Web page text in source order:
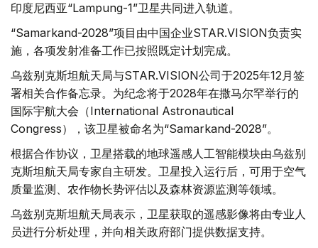
印度尼西亚“Lampung-1”卫星共同进入轨道。
“Samarkand-2028”项目由中国企业STAR.VISION负责实
施，各项发射准备工作已按照既定计划完成。
乌兹别克斯坦航天局与STAR.VISION公司于2025年12月签
署相关合作备忘录。为纪念将于2028年在撒马尔罕举行的
国际宇航大会（International Astronautical
Congress），该卫星被命名为“Samarkand-2028”。
根据合作协议，卫星搭载的地球遥感人工智能模块由乌兹别
克斯坦航天局专家自主研发。卫星投入运行后，可用于空气
质量监测、农作物长势评估以及森林资源监测等领域。
乌兹别克斯坦航天局表示，卫星获取的遥感影像将由专业人
员进行分析处理，并向相关政府部门提供数据支持。